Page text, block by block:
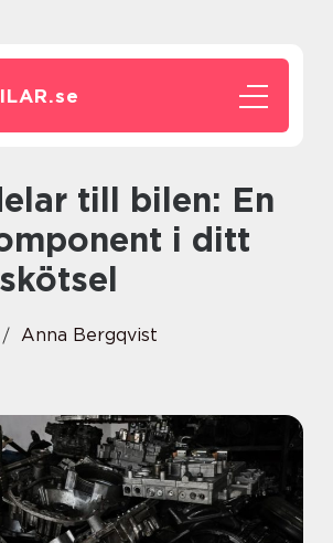
se
i ditt
Anna Bergqvist